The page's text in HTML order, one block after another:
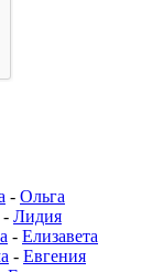
- Ольга
- Лидия
- Елизавета
- Евгения